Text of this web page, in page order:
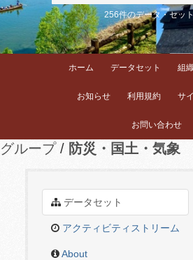
256件のデータ・セッ
ホーム データセット 組
お知らせ 利用規約 サ
お問い合わせ
グループ 防災・国土・気象
データセット
アクティビティストリーム
About